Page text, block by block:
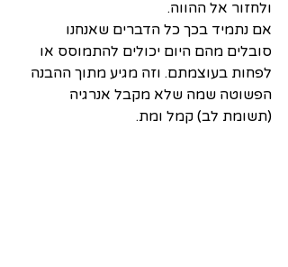
ולחזור אל ההווה.
אם נתמיד בכך כל הדברים שאנחנו
סובלים מהם היום יכולים להתמוסס או
לפחות בעוצמתם. וזה מגיע מתוך ההבנה
הפשוטה שמה שלא מקבל אנרגיה
(תשומת לב) קמל ומת.